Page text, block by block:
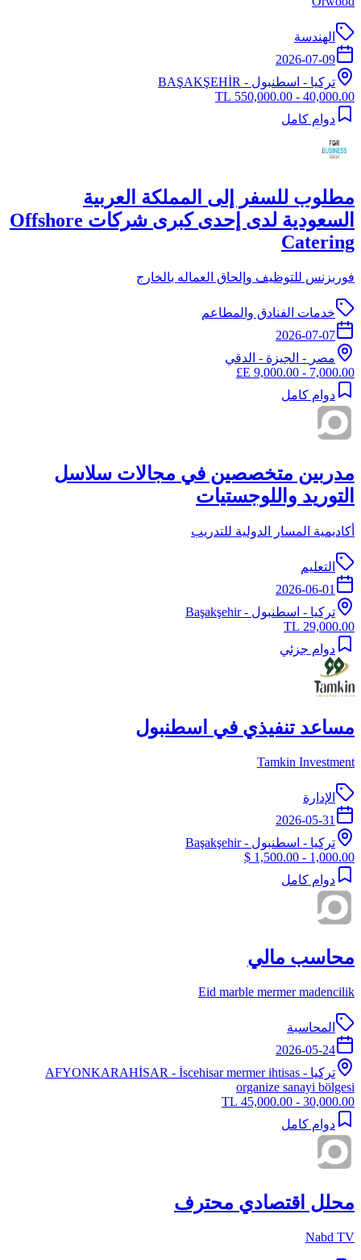
الهندسة
2026-07-09
تركيا - اسطنبول - BAŞAKŞEHİR
40,000.00 - 550,000.00 TL
دوام كامل
مطلوب للسفر إلى المملكة العربية
السعودية لدى إحدى كبرى شركات Offshore
Catering
فوربزنس للتوظيف وإلحاق العماله بالخارج
خدمات الفنادق والمطاعم
2026-07-07
مصر - الجيزة - الدقي
7,000.00 - 9,000.00 E£
دوام كامل
مدربين متخصصين في مجالات سلاسل
التوريد واللوجستيات
أكاديمية المسار الدولية للتدريب
التعليم
2026-06-01
تركيا - اسطنبول - Başakşehir
29,000.00 TL
دوام جزئي
مساعد تنفيذي في اسطنبول
Tamkin Investment
الإدارة
2026-05-31
تركيا - اسطنبول - Başakşehir
1,000.00 - 1,500.00 $
دوام كامل
محاسب مالي
Eid marble mermer madencilik
المحاسبة
2026-05-24
تركيا -
AFYONKARAHİSAR - İscehisar mermer ihtisas
organize sanayi bölgesi
30,000.00 - 45,000.00 TL
دوام كامل
محلل اقتصادي محترف
Nabd TV